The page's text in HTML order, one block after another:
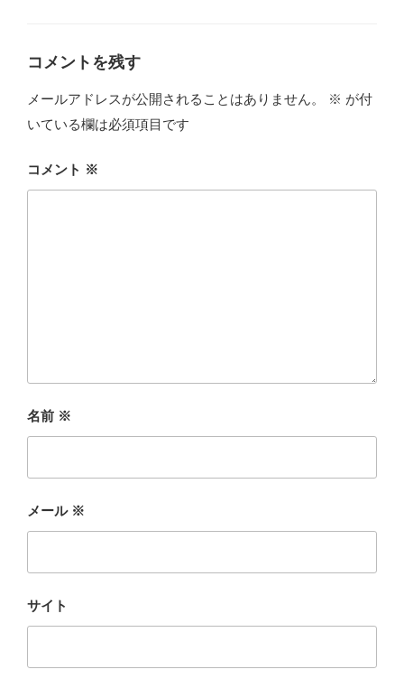
コメントを残す
メールアドレスが公開されることはありません。 ※ が付
いている欄は必須項目です
コメント ※
名前 ※
メール ※
サイト